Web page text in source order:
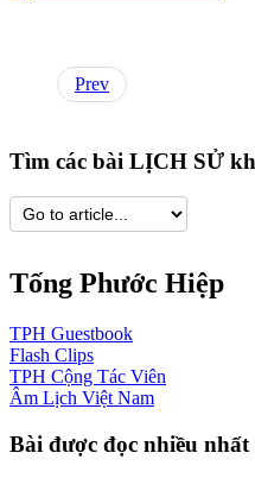
Prev
Tìm các bài LỊCH SỬ
Tống Phước Hiệp
TPH Guestbook
Flash Clips
TPH Cộng Tác Viên
Âm Lịch Việt Nam
Bài được đọc nhiều nhất